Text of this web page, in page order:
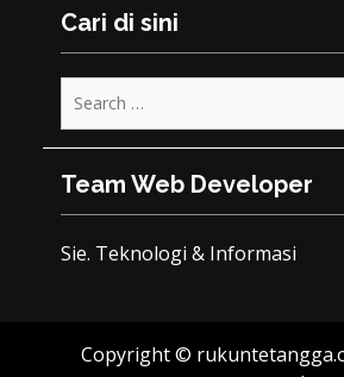
Cari di sini
Search
for:
Team Web Developer
Sie. Teknologi & Informasi
Copyright ©